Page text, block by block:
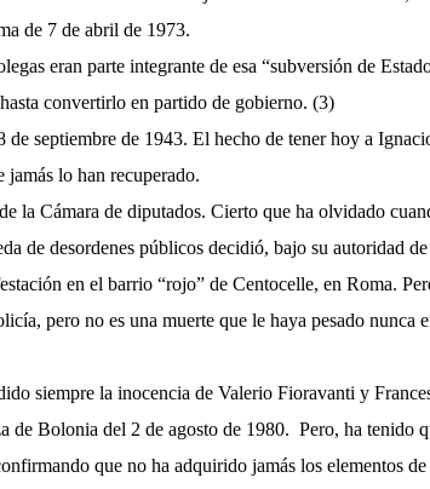
de 7 de abril de 1973.
eran parte integrante de esa “subversión de
convertirlo en partido de gobierno. (3)
de septiembre de 1943. El hecho de tener hoy a
jamás lo han recuperado.
la Cámara de diputados. Cierto que ha olvidado
de desordenes públicos decidió, bajo su autoridad de
en el barrio “rojo” de Centocelle, en Roma.
pero no es una muerte que le haya pesado nunca
siempre la inocencia de Valerio Fioravanti y
de Bolonia del 2 de agosto de 1980. Pero, ha tenido
que no ha adquirido jamás los elementos